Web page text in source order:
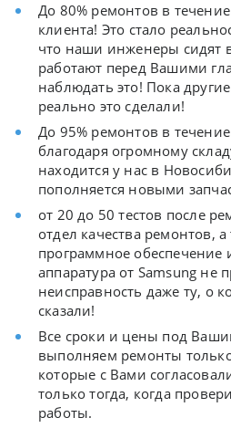
До 80% ремонтов в
клиента! Это стало
что наши инженеры сидят
работают перед Вашими
наблюдать это! Пока
реально это сделали!
До 95% ремонтов в течение
благодаря огромному
находится у нас в
пополняется новыми
от 20 до 50 тестов после
отдел качества ремонтов,
программное обеспечение
аппаратура от Samsung не
неисправность даже ту, о
сказали!
Все сроки и цены под
выполняем ремонты
которые с Вами
только тогда, когда
работы.